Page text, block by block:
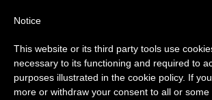
PAPA FRANCESCO
Notice
This website or its third party tools use
necessary to its functioning and required to
purposes illustrated in the cookie policy. If
more or withdraw your consent to all or some